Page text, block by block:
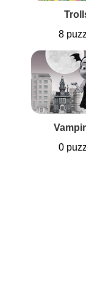
8
0